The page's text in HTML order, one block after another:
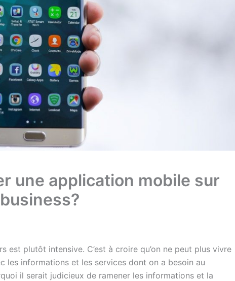
une application mobile sur
est plutôt intensive. C’est à croire qu’on ne peut plus vivre
les informations et les services dont on a besoin au
il serait judicieux de ramener les informations et la